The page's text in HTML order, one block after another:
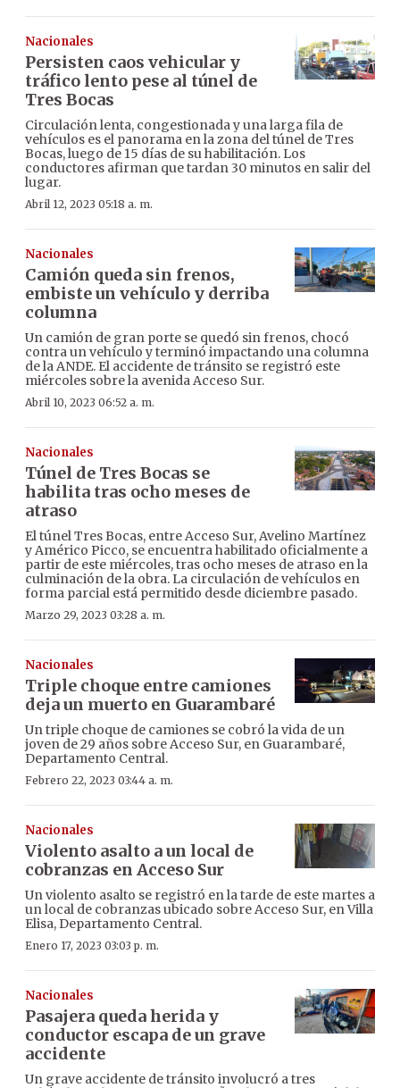
Nacionales
Persisten caos vehicular y
tráfico lento pese al túnel de
Tres Bocas
Circulación lenta, congestionada y una larga fila de
vehículos es el panorama en la zona del túnel de Tres
Bocas, luego de 15 días de su habilitación. Los
conductores afirman que tardan 30 minutos en salir del
lugar.
Abril 12, 2023 05:18 a. m.
Nacionales
Camión queda sin frenos,
embiste un vehículo y derriba
columna
Un camión de gran porte se quedó sin frenos, chocó
contra un vehículo y terminó impactando una columna
de la ANDE. El accidente de tránsito se registró este
miércoles sobre la avenida Acceso Sur.
Abril 10, 2023 06:52 a. m.
Nacionales
Túnel de Tres Bocas se
habilita tras ocho meses de
atraso
El túnel Tres Bocas, entre Acceso Sur, Avelino Martínez
y Américo Picco, se encuentra habilitado oficialmente a
partir de este miércoles, tras ocho meses de atraso en la
culminación de la obra. La circulación de vehículos en
forma parcial está permitido desde diciembre pasado.
Marzo 29, 2023 03:28 a. m.
Nacionales
Triple choque entre camiones
deja un muerto en Guarambaré
Un triple choque de camiones se cobró la vida de un
joven de 29 años sobre Acceso Sur, en Guarambaré,
Departamento Central.
Febrero 22, 2023 03:44 a. m.
Nacionales
Violento asalto a un local de
cobranzas en Acceso Sur
Un violento asalto se registró en la tarde de este martes a
un local de cobranzas ubicado sobre Acceso Sur, en Villa
Elisa, Departamento Central.
Enero 17, 2023 03:03 p. m.
Nacionales
Pasajera queda herida y
conductor escapa de un grave
accidente
Un grave accidente de tránsito involucró a tres